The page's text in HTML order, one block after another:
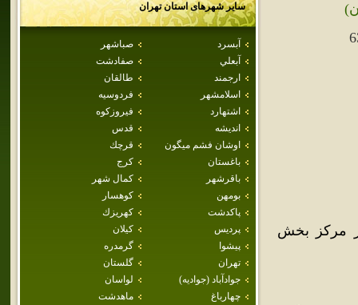
سایر شهرهای استانتهران
آبسرد
صباشهر
آبعلي
صفادشت
ارجمند
طالقان
اسلامشهر
فردوسيه
اشتهارد
فيروزكوه
انديشه
قدس
اوشان فشم ميگون
قرچك
باغستان
كرج
باقرشهر
كمال شهر
بومهن
كوهسار
پاكدشت
كهريزك
پرديس
كيلان
پيشوا
گرمدره
تهران
گلستان
جوادآباد (جواديه)
لواسان
چهارباغ
ماهدشت
مرکز بخش